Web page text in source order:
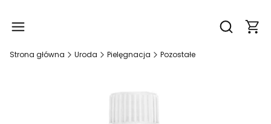
Otwórz
Strona główna Uroda Pielęgnacja Pozostałe